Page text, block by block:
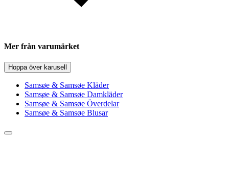
Mer från varumärket
Hoppa över karusell
Samsøe & Samsøe Kläder
Samsøe & Samsøe Damkläder
Samsøe & Samsøe Överdelar
Samsøe & Samsøe Blusar